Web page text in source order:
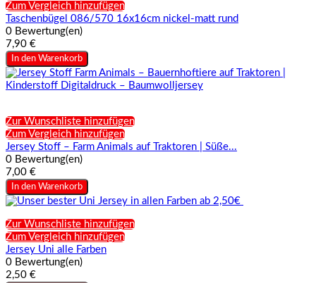
Zum Vergleich hinzufügen
Taschenbügel 086/570 16x16cm nickel-matt rund
0 Bewertung(en)
7,90 €
In den Warenkorb
Zur Wunschliste hinzufügen
Zum Vergleich hinzufügen
Jersey Stoff – Farm Animals auf Traktoren | Süße...
0 Bewertung(en)
7,00 €
In den Warenkorb
Zur Wunschliste hinzufügen
Zum Vergleich hinzufügen
Jersey Uni alle Farben
0 Bewertung(en)
2,50 €